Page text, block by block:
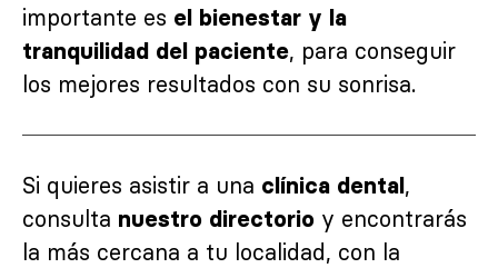
importante es el bienestar y la
tranquilidad del paciente, para conseguir
los mejores resultados con su sonrisa.
Si quieres asistir a una clínica dental,
consulta nuestro directorio y encontrarás
la más cercana a tu localidad, con la